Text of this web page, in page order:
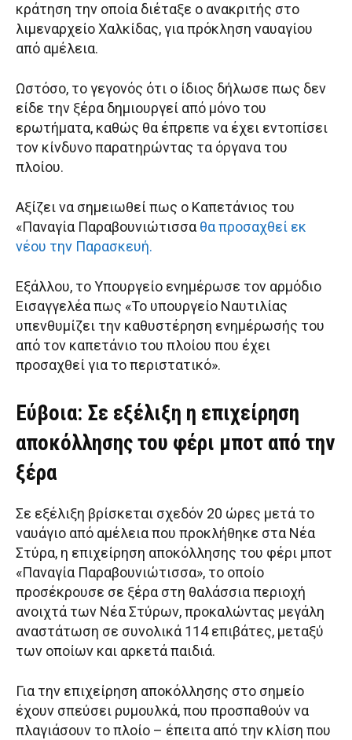
κράτηση την οποία διέταξε ο ανακριτής στο
λιμεναρχείο Χαλκίδας, για πρόκληση ναυαγίου
από αμέλεια.
Ωστόσο, το γεγονός ότι ο ίδιος δήλωσε πως δεν
είδε την ξέρα δημιουργεί από μόνο του
ερωτήματα, καθώς θα έπρεπε να έχει εντοπίσει
τον κίνδυνο παρατηρώντας τα όργανα του
πλοίου.
Αξίζει να σημειωθεί πως ο Καπετάνιος του
«Παναγία Παραβουνιώτισσαθα προσαχθεί εκ
νέου την Παρασκευή.
Εξάλλου, το Υπουργείο ενημέρωσε τον αρμόδιο
Εισαγγελέα πως «Το υπουργείο Ναυτιλίας
υπενθυμίζει την καθυστέρηση ενημέρωσής του
από τον καπετάνιο του πλοίου που έχει
προσαχθεί για το περιστατικό».
Εύβοια: Σε εξέλιξη η επιχείρηση
αποκόλλησης του φέρι μποτ από την
ξέρα
Σε εξέλιξη βρίσκεται σχεδόν 20 ώρες μετά το
ναυάγιο από αμέλεια που προκλήθηκε στα Νέα
Στύρα, η επιχείρηση αποκόλλησης του φέρι μποτ
«Παναγία Παραβουνιώτισσα», το οποίο
προσέκρουσε σε ξέρα στη θαλάσσια περιοχή
ανοιχτά των Νέα Στύρων, προκαλώντας μεγάλη
αναστάτωση σε συνολικά 114 επιβάτες, μεταξύ
των οποίων και αρκετά παιδιά.
Για την επιχείρηση αποκόλλησης στο σημείο
έχουν σπεύσει ρυμουλκά, που προσπαθούν να
πλαγιάσουν το πλοίο – έπειτα από την κλίση που